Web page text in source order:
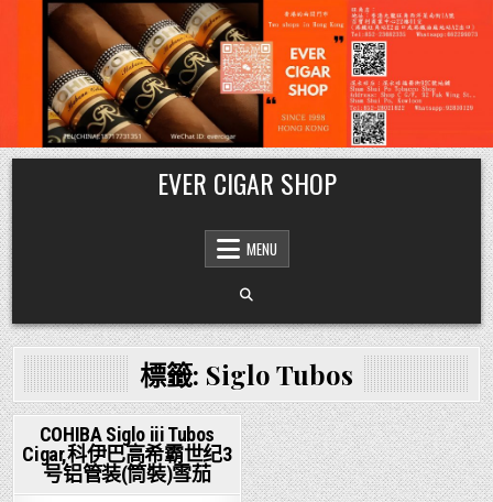
Skip
to
content
EVER CIGAR SHOP
MENU
標籤: Siglo Tubos
Posted
COHIBA Siglo iii Tubos
Cigar,科伊巴高希霸世纪3
号铝管装(筒裝)雪茄